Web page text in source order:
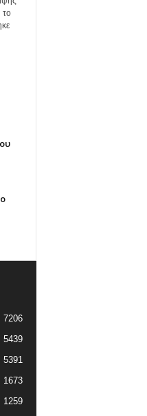
το
7206
5439
5391
1673
1259